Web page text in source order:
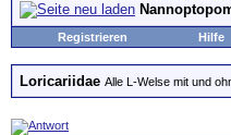
Registrieren Hilfe
Loricariidae Alle L-Welse mit und